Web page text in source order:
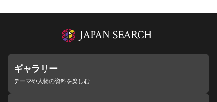
ギャラリー
テーマや人物の資料を楽しむ